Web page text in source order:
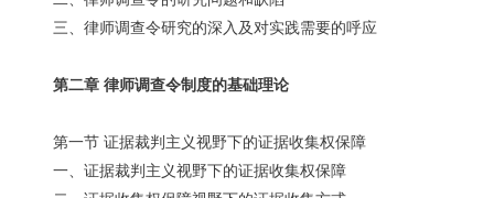
三、律师调查令研究的深入及对实践需要的呼应
第二章 律师调查令制度的基础理论
第一节 证据裁判主义视野下的证据收集权保障
一、证据裁判主义视野下的证据收集权保障